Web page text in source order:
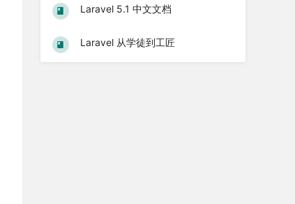
Laravel 5.1 中文文档
Laravel 从学徒到工匠